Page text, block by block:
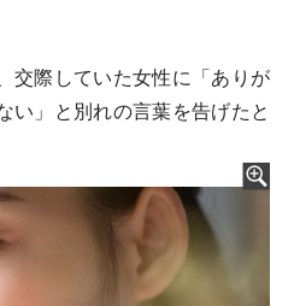
交際していた女性に「ありが
い」と別れの言葉を告げたと